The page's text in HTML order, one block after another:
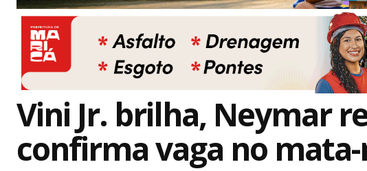
Vini Jr. brilha, Neymar
confirma vaga no